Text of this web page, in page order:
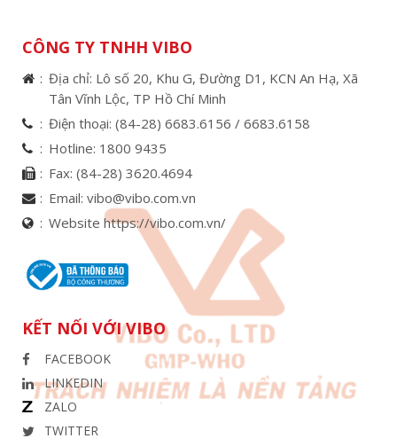
CÔNG TY TNHH VIBO
Địa chỉ: Lô số 20, Khu G, Đường D1, KCN An Hạ, Xã
Tân Vĩnh Lộc, TP Hồ Chí Minh
Điện thoại: (84-28) 6683.6156 / 6683.6158
Hotline: 1800 9435
Fax: (84-28) 3620.4694
Email: vibo@vibo.com.vn
Website https://vibo.com.vn/
KẾT NỐI VỚI VIBO
FACEBOOK
LINKEDIN
ZALO
TWITTER